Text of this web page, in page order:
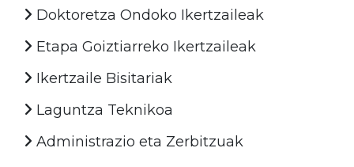
Doktoretza Ondoko Ikertzaileak
Etapa Goiztiarreko Ikertzaileak
Ikertzaile Bisitariak
Laguntza Teknikoa
Administrazio eta Zerbitzuak